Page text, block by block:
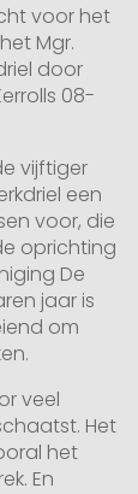
voor het
Mgr.
door
08-
vijftiger
een
voor, die
oprichting
De
jaar is
om
veel
Het
het
En